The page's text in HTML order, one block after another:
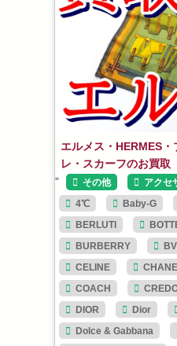
エルメス・HERMES
レ・スカーフのお買取
”
その他
アクセ
4℃
Baby-G
BERLUTI
BURBERRY
CELINE
COACH
DIOR
Dior
Dolce & Gabbana